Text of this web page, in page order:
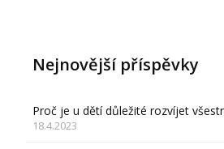
Nejnovější příspěvky
Proč je u dětí důležité rozvíjet
18.4.2023